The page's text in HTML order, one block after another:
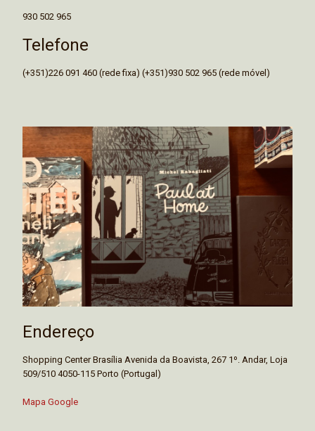
930 502 965
Telefone
(+351)226 091 460 (rede fixa) (+351)930 502 965 (rede móvel)
Endereço
Shopping Center Brasília Avenida da Boavista, 267 1º. Andar, Loja
509/510 4050-115 Porto (Portugal)
Mapa Google